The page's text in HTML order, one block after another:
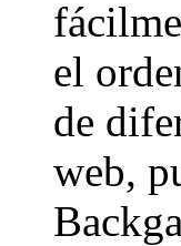
el
de
web,